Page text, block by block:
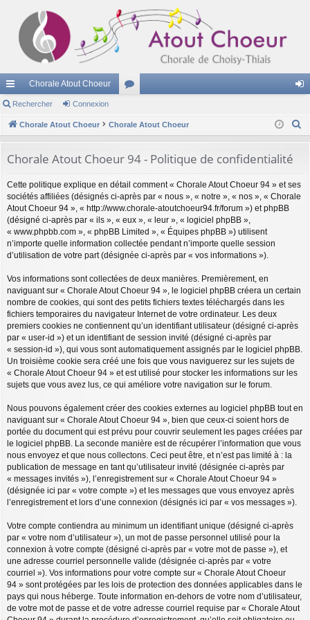
cc
ès
pi
de
Chorale Atout Choeur
u
s
ne
Rechercher Connexion
Chorale Atout Choeur Chorale Atout Choeur
Chorale Atout Choeur 94 - Politique de confidentialité
Cette politique explique en détail comment « Chorale Atout Choeur 94 » et ses
sociétés affiliées (désignés ci-après par « nous », « notre », « nos », « Chorale
Atout Choeur 94 », « http://www.chorale-atoutchoeur94.fr/forum ») et phpBB
(désigné ci-après par « ils », « eux », « leur », « logiciel phpBB »,
« www.phpbb.com », « phpBB Limited », « Équipes phpBB ») utilisent
n’importe quelle information collectée pendant n’importe quelle session
d’utilisation de votre part (désignée ci-après par « vos informations »).
Vos informations sont collectées de deux manières. Premièrement, en
naviguant sur « Chorale Atout Choeur 94 », le logiciel phpBB créera un certain
nombre de cookies, qui sont des petits fichiers textes téléchargés dans les
fichiers temporaires du navigateur Internet de votre ordinateur. Les deux
premiers cookies ne contiennent qu’un identifiant utilisateur (désigné ci-après
par « user-id ») et un identifiant de session invité (désigné ci-après par
« session-id »), qui vous sont automatiquement assignés par le logiciel phpBB.
Un troisième cookie sera créé une fois que vous naviguerez sur les sujets de
« Chorale Atout Choeur 94 » et est utilisé pour stocker les informations sur les
sujets que vous avez lus, ce qui améliore votre navigation sur le forum.
Nous pouvons également créer des cookies externes au logiciel phpBB tout en
naviguant sur « Chorale Atout Choeur 94 », bien que ceux-ci soient hors de
portée du document qui est prévu pour couvrir seulement les pages créées par
le logiciel phpBB. La seconde manière est de récupérer l’information que vous
nous envoyez et que nous collectons. Ceci peut être, et n’est pas limité à : la
publication de message en tant qu’utilisateur invité (désignée ci-après par
« messages invités »), l’enregistrement sur « Chorale Atout Choeur 94 »
(désignée ici par « votre compte ») et les messages que vous envoyez après
l’enregistrement et lors d’une connexion (désignés ici par « vos messages »).
Votre compte contiendra au minimum un identifiant unique (désigné ci-après
par « votre nom d’utilisateur »), un mot de passe personnel utilisé pour la
connexion à votre compte (désigné ci-après par « votre mot de passe »), et
une adresse courriel personnelle valide (désignée ci-après par « votre
courriel »). Vos informations pour votre compte sur « Chorale Atout Choeur
94 » sont protégées par les lois de protection des données applicables dans le
pays qui nous héberge. Toute information en-dehors de votre nom d’utilisateur,
de votre mot de passe et de votre adresse courriel requise par « Chorale Atout